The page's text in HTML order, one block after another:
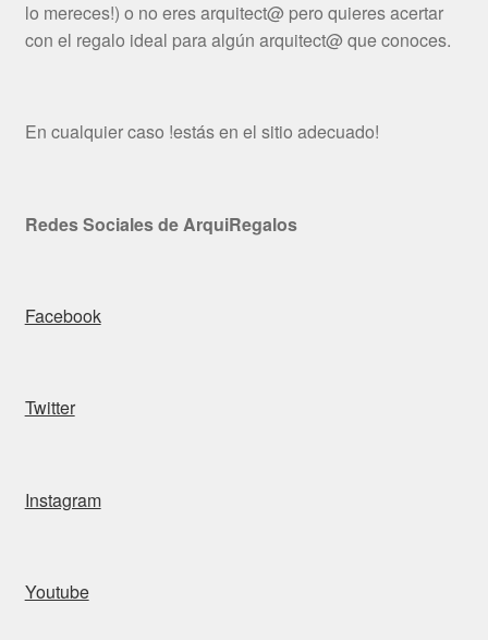
lo mereces!) o no eres arquitect@ pero quieres acertar
con el regalo ideal para algún arquitect@ que conoces.
En cualquier caso !estás en el sitio adecuado!
Redes Sociales de ArquiRegalos
Facebook
Twitter
Instagram
Youtube